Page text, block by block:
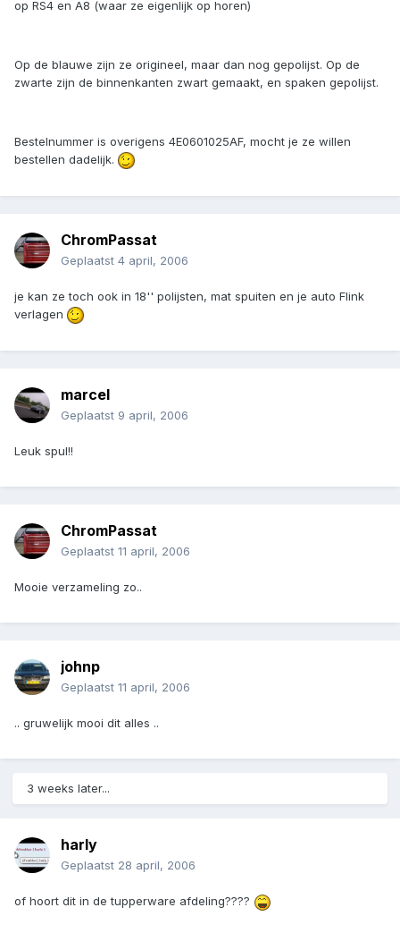
op RS4 en A8 (waar ze eigenlijk op horen)
Op de blauwe zijn ze origineel, maar dan nog gepolijst. Op de
zwarte zijn de binnenkanten zwart gemaakt, en spaken gepolijst.
Bestelnummer is overigens 4E0601025AF, mocht je ze willen
bestellen dadelijk.
ChromPassat
Geplaatst 4 april, 2006
je kan ze toch ook in 18'' polijsten, mat spuiten en je auto Flink
verlagen
marcel
Geplaatst 9 april, 2006
Leuk spul!!
ChromPassat
Geplaatst 11 april, 2006
Mooie verzameling zo..
johnp
Geplaatst 11 april, 2006
.. gruwelijk mooi dit alles ..
3 weeks later...
harly
Geplaatst 28 april, 2006
of hoort dit in de tupperware afdeling????